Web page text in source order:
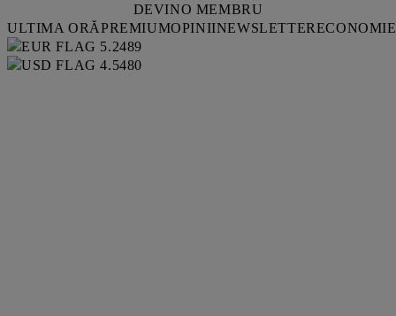
DEVINO MEMBRU
ULTIMA ORĂPREMIUMOPINIINEWSLETTERECONOMIE
5.2489
4.5480